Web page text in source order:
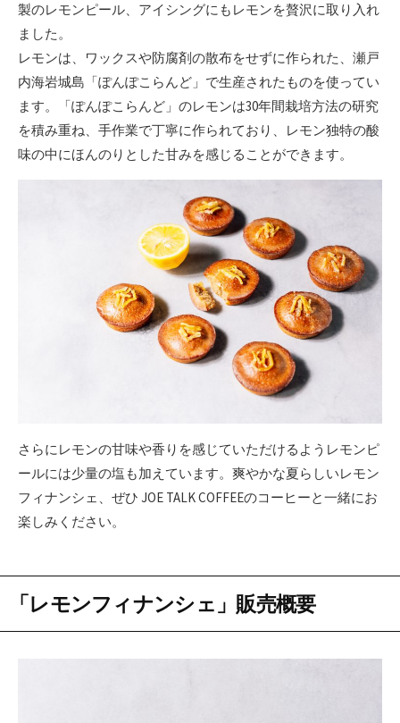
製のレモンピール、アイシングにもレモンを贅沢に取り入れ
ました。
レモンは、ワックスや防腐剤の散布をせずに作られた、瀬戸
内海岩城島「ぽんぽこらんど」で生産されたものを使ってい
ます。「ぽんぽこらんど」のレモンは30年間栽培方法の研究
を積み重ね、手作業で丁寧に作られており、レモン独特の酸
味の中にほんのりとした甘みを感じることができます。
さらにレモンの甘味や香りを感じていただけるようレモンピ
ールには少量の塩も加えています。爽やかな夏らしいレモン
フィナンシェ、ぜひ JOE TALK COFFEEのコーヒーと一緒にお
楽しみください。
「レモンフィナンシェ」販売概要